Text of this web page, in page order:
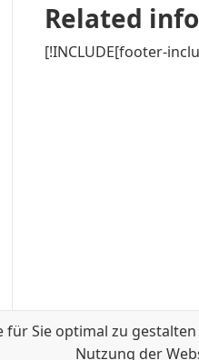
für Sie optimal zu
Nutzung der
Related
[!INCLUDE[footer-